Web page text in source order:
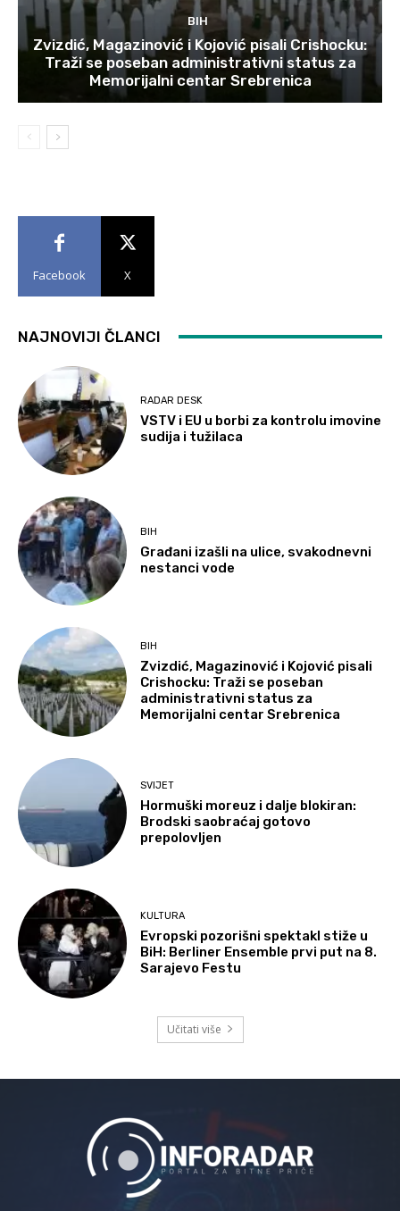
BIH
Zvizdić, Magazinović i Kojović pisali Crishocku:
Traži se poseban administrativni status za
Memorijalni centar Srebrenica
Facebook X
NAJNOVIJI ČLANCI
RADAR DESK
VSTV i EU u borbi za kontrolu imovine
sudija i tužilaca
BIH
Građani izašli na ulice, svakodnevni
nestanci vode
BIH
Zvizdić, Magazinović i Kojović pisali
Crishocku: Traži se poseban
administrativni status za
Memorijalni centar Srebrenica
SVIJET
Hormuški moreuz i dalje blokiran:
Brodski saobraćaj gotovo
prepolovljen
KULTURA
Evropski pozorišni spektakl stiže u
BiH: Berliner Ensemble prvi put na 8.
Sarajevo Festu
Učitati više